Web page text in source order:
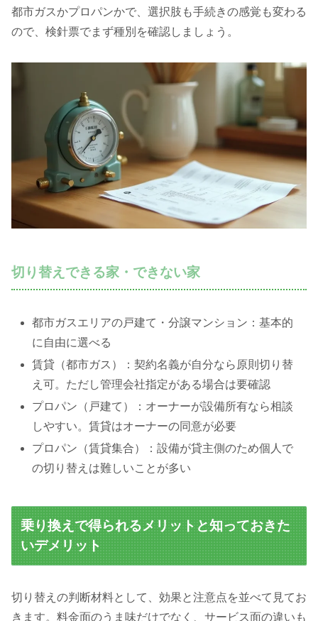
都市ガスかプロパンかで、選択肢も手続きの感覚も変わる
ので、検針票でまず種別を確認しましょう。
切り替えできる家・できない家
都市ガスエリアの戸建て・分譲マンション：基本的
に自由に選べる
賃貸（都市ガス）：契約名義が自分なら原則切り替
え可。ただし管理会社指定がある場合は要確認
プロパン（戸建て）：オーナーが設備所有なら相談
しやすい。賃貸はオーナーの同意が必要
プロパン（賃貸集合）：設備が貸主側のため個人で
の切り替えは難しいことが多い
乗り換えで得られるメリットと知っておきた
いデメリット
切り替えの判断材料として、効果と注意点を並べて見てお
きます。料金面のうま味だけでなく、サービス面の違いも